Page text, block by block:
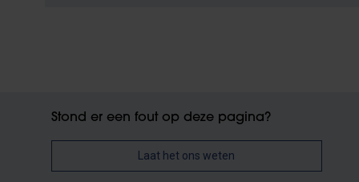
Stond er een fout op deze pagina?
Laat het ons weten